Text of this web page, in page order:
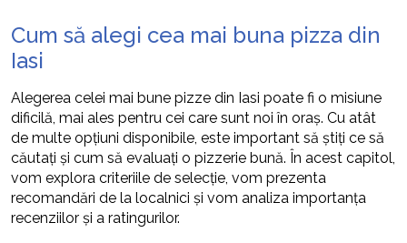
Cum să alegi cea mai buna pizza din
Iasi
Alegerea celei mai bune pizze din Iasi poate fi o misiune
dificilă, mai ales pentru cei care sunt noi în oraș. Cu atât
de multe opțiuni disponibile, este important să știți ce să
căutați și cum să evaluați o pizzerie bună. În acest capitol,
vom explora criteriile de selecție, vom prezenta
recomandări de la localnici și vom analiza importanța
recenziilor și a ratingurilor.